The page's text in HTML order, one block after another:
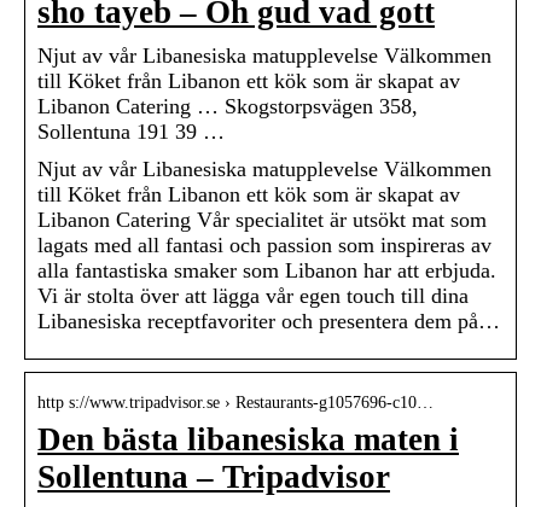
sho tayeb – Oh gud vad gott
Njut av vår Libanesiska matupplevelse Välkommen
till Köket från Libanon ett kök som är skapat av
Libanon Catering … Skogstorpsvägen 358,
Sollentuna 191 39 …
Njut av vår Libanesiska matupplevelse Välkommen
till Köket från Libanon ett kök som är skapat av
Libanon Catering Vår specialitet är utsökt mat som
lagats med all fantasi och passion som inspireras av
alla fantastiska smaker som Libanon har att erbjuda.
Vi är stolta över att lägga vår egen touch till dina
Libanesiska receptfavoriter och presentera dem på…
http s://www.tripadvisor.se › Restaurants-g1057696-c10…
Den bästa libanesiska maten i
Sollentuna – Tripadvisor